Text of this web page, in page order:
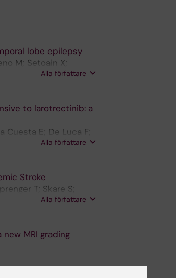
lobe epilepsy
M; Setoain X;
Alla författare
to larotrectinib: a
Cuesta E; De Luca F;
Alla författare
Stroke
T; Skare S;
Alla författare
MRI grading